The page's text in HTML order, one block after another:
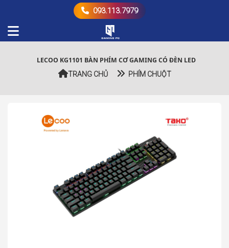
093.113.7979
LECOO KG1101 BÀN PHÍM CƠ GAMING CÓ ĐÈN LED
TRANG CHỦ PHÍM CHUỘT